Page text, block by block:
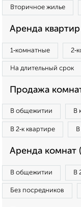
Вторичное жилье
Аренда
1‑комнатные
На длительный срок
Продажа
В общежитии В
В 2‑к квартире
Аренда комнат
В общежитии В
Без посредников